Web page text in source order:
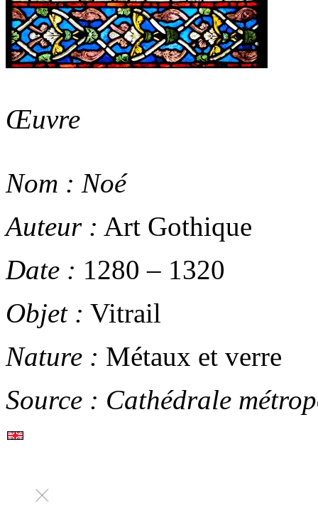
Œuvre
Nom : Noé
Auteur : Art Gothique
Date : 1280– 1320
Objet : Vitrail
Nature : Métaux et verre
Source : Cathédrale